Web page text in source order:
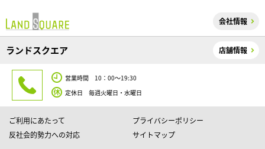
会社情報
ランドスクエア 店舗情報
営業時間 10：00～19:30
定休日 毎週火曜日・水曜日
ご利用にあたって
プライバシーポリシー
反社会的勢力への対応
サイトマップ